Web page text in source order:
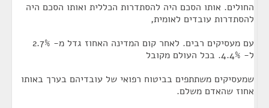
החולים. אותו הסכם היה להסתדרות הכללית ואותו הסכם היה
להסתדרות עובדים לאומית,
עם מעסיקים רבים. לאחר קום המדינה האחוז גדל מ- 2.7%
ל- 4.4%. בכל העולם מקובל
שמעסיקים משתתפים בביטוח רפואי של עובדיהם בערך באותו
אחוז שהאדם משלם.